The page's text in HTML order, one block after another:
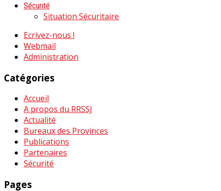
Sécurité
Situation Sécuritaire
Ecrivez-nous !
Webmail
Administration
Catégories
Accueil
A propos du RRSSJ
Actualité
Bureaux des Provinces
Publications
Partenaires
Sécurité
Pages